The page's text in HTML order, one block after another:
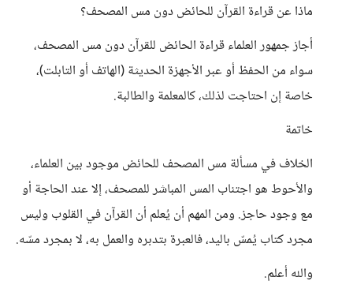
ماذا عن قراءة القرآن للحائض دون مس المصحف؟
أجاز جمهور العلماء قراءة الحائض للقرآن دون مس المصحف،
سواء من الحفظ أو عبر الأجهزة الحديثة (الهاتف أو التابلت)،
خاصة إن احتاجت لذلك، كالمعلمة والطالبة.
خاتمة
الخلاف في مسألة مس المصحف للحائض موجود بين العلماء،
والأحوط هو اجتناب المس المباشر للمصحف، إلا عند الحاجة أو
مع وجود حاجز. ومن المهم أن يُعلم أن القرآن في القلوب وليس
مجرد كتاب يُمسّ باليد، فالعبرة بتدبره والعمل به، لا بمجرد مسّه.
والله أعلم.